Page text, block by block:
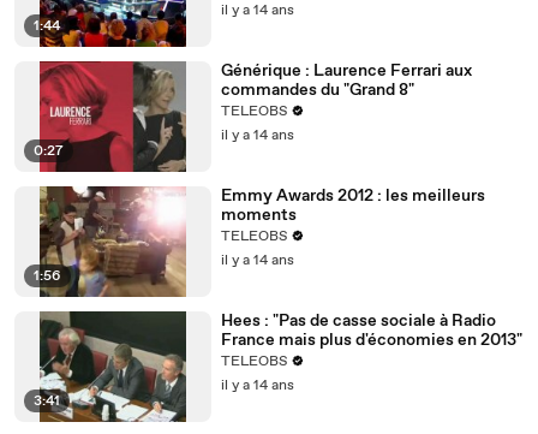
1:44
il y a 14 ans
0:27
Générique : Laurence Ferrari aux
commandes du "Grand 8"
TELEOBS
il y a 14 ans
1:56
Emmy Awards 2012 : les meilleurs
moments
TELEOBS
il y a 14 ans
3:41
Hees : "Pas de casse sociale à Radio
France mais plus d'économies en 2013"
TELEOBS
il y a 14 ans